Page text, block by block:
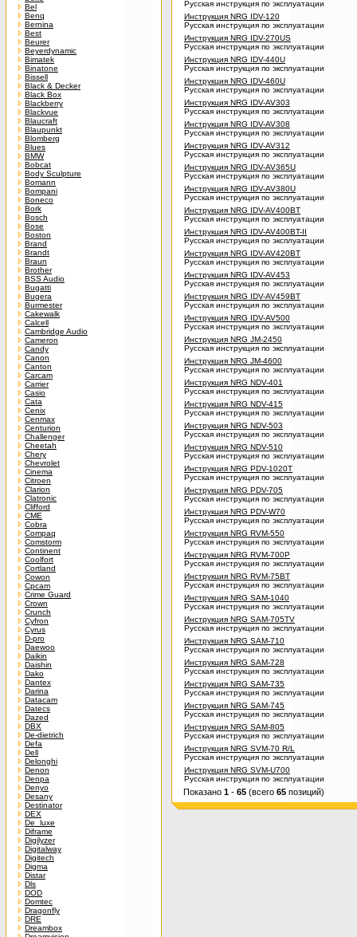
Bel
Benq
Bernina
Best
Beurer
Beyerdynamic
Bimatek
Binatone
Bissell
Black & Decker
Black Box
Blackberry
Blackvue
Blaucraft
Blaupunkt
Blomberg
Blues
BMW
Bobcat
Body Sculpture
Bomann
Bompani
Boneco
Bork
Bosch
Bose
Boston
Brand
Brandt
Braun
Brother
BSS Audio
Bugatti
Bugera
Burmester
Cakewalk
Calcell
Cambridge Audio
Cameron
Candy
Canon
Canton
Carcam
Carrier
Casio
Cata
Cenix
Cenmax
Centurion
Challenger
Cheetah
Chery
Chevrolet
Cinema
Citroen
Clarion
Clatronic
Clifford
CME
Cobra
Compaq
Comstorm
Continent
Coolfort
Cortland
Cowon
Cpcam
Crime Guard
Crown
Crunch
Cyfron
Cyrus
D-pro
Daewoo
Daikin
Daishin
Dako
Dantex
Darina
Datacam
Datecs
Dazed
DBX
De-dietrich
Defa
Dell
Delonghi
Denon
Denpa
Denyo
Desany
Destinator
DEX
De_luxe
Diframe
Digilyzer
Digitalway
Digitech
Digma
Distar
Dls
DOD
Domtec
Dragonfly
DRE
Dreambox
Русская инструкция по эксплуатации
Инструкция NRG IDV-120
Русская инструкция по эксплуатации
Инструкция NRG IDV-270US
Русская инструкция по эксплуатации
Инструкция NRG IDV-440U
Русская инструкция по эксплуатации
Инструкция NRG IDV-460U
Русская инструкция по эксплуатации
Инструкция NRG IDV-AV303
Русская инструкция по эксплуатации
Инструкция NRG IDV-AV308
Русская инструкция по эксплуатации
Инструкция NRG IDV-AV312
Русская инструкция по эксплуатации
Инструкция NRG IDV-AV365U
Русская инструкция по эксплуатации
Инструкция NRG IDV-AV380U
Русская инструкция по эксплуатации
Инструкция NRG IDV-AV400BT
Русская инструкция по эксплуатации
Инструкция NRG IDV-AV400BT-II
Русская инструкция по эксплуатации
Инструкция NRG IDV-AV420BT
Русская инструкция по эксплуатации
Инструкция NRG IDV-AV453
Русская инструкция по эксплуатации
Инструкция NRG IDV-AV459BT
Русская инструкция по эксплуатации
Инструкция NRG IDV-AV500
Русская инструкция по эксплуатации
Инструкция NRG JM-2450
Русская инструкция по эксплуатации
Инструкция NRG JM-4600
Русская инструкция по эксплуатации
Инструкция NRG NDV-401
Русская инструкция по эксплуатации
Инструкция NRG NDV-415
Русская инструкция по эксплуатации
Инструкция NRG NDV-503
Русская инструкция по эксплуатации
Инструкция NRG NDV-510
Русская инструкция по эксплуатации
Инструкция NRG PDV-1020T
Русская инструкция по эксплуатации
Инструкция NRG PDV-705
Русская инструкция по эксплуатации
Инструкция NRG PDV-W70
Русская инструкция по эксплуатации
Инструкция NRG RVM-550
Русская инструкция по эксплуатации
Инструкция NRG RVM-700P
Русская инструкция по эксплуатации
Инструкция NRG RVM-75BT
Русская инструкция по эксплуатации
Инструкция NRG SAM-1040
Русская инструкция по эксплуатации
Инструкция NRG SAM-705TV
Русская инструкция по эксплуатации
Инструкция NRG SAM-710
Русская инструкция по эксплуатации
Инструкция NRG SAM-728
Русская инструкция по эксплуатации
Инструкция NRG SAM-735
Русская инструкция по эксплуатации
Инструкция NRG SAM-745
Русская инструкция по эксплуатации
Инструкция NRG SAM-805
Русская инструкция по эксплуатации
Инструкция NRG SVM-70 R/L
Русская инструкция по эксплуатации
Инструкция NRG SVM-U700
Русская инструкция по эксплуатации
Показано 1 - 65 (всего 65 позиций)